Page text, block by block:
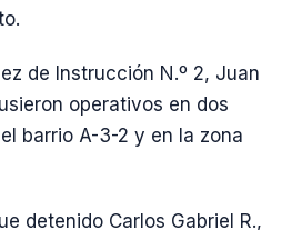
de Instrucción N.º 2, Juan
operativos en dos
barrio A-3-2 y en la zona
detenido Carlos Gabriel R.,